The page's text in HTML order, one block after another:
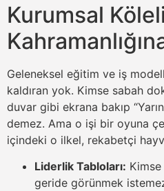
Kurumsal
Geleneksel eğitim ve iş
kaldıran yok. Kimse sabah
duvar gibi ekrana bakıp
demez. Ama o işi bir oyuna
içindeki o ilkel, rekabetçi
Liderlik Tabloları:
geride görünmek